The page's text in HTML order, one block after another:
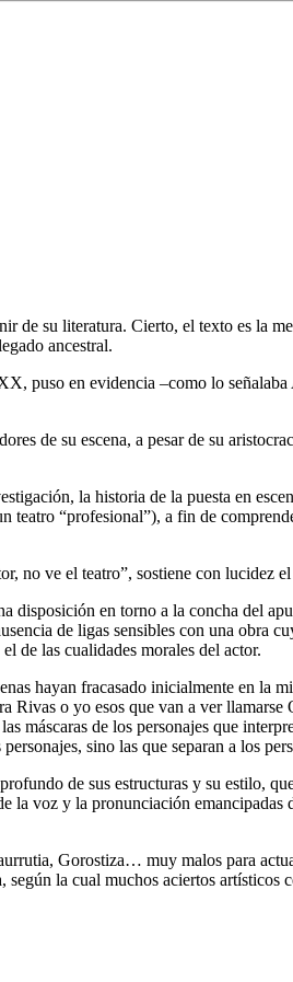
su literatura. Cierto, el texto es la
ancestral.
puso en evidencia –como lo
de su escena, a pesar de su
la historia de la puesta en
“profesional”), a fin de
no ve el teatro”, sostiene con lucidez
disposición en torno a la concha del
de ligas sensibles con una obra
de las cualidades morales del actor.
hayan fracasado inicialmente en la
o yo esos que van a ver
máscaras de los personajes que
sino las que separan a los
de sus estructuras y su estilo,
la voz y la pronunciación
Gorostiza… muy malos para
la cual muchos aciertos artísticos